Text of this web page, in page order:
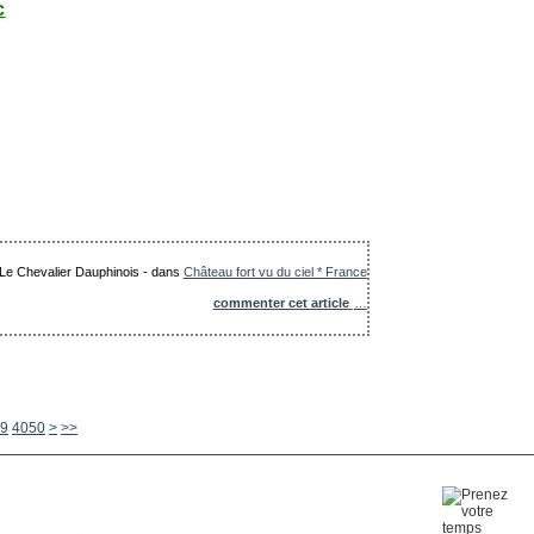
Chevalier Dauphinois -dans Château fort vu du ciel * France
commenter cet article
4050 4060
4070
4080
4090
4100
4200
4300
4400
4500
4600
4700
4800
4900
5000
5100
5200
5300
5400
5500
5600
> >>